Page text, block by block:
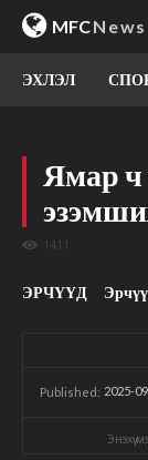
MFCNews
ЭХЛЭЛ
Ямар ч
1411
ЭРЧҮҮД
Published: 2025-
Энэхүү